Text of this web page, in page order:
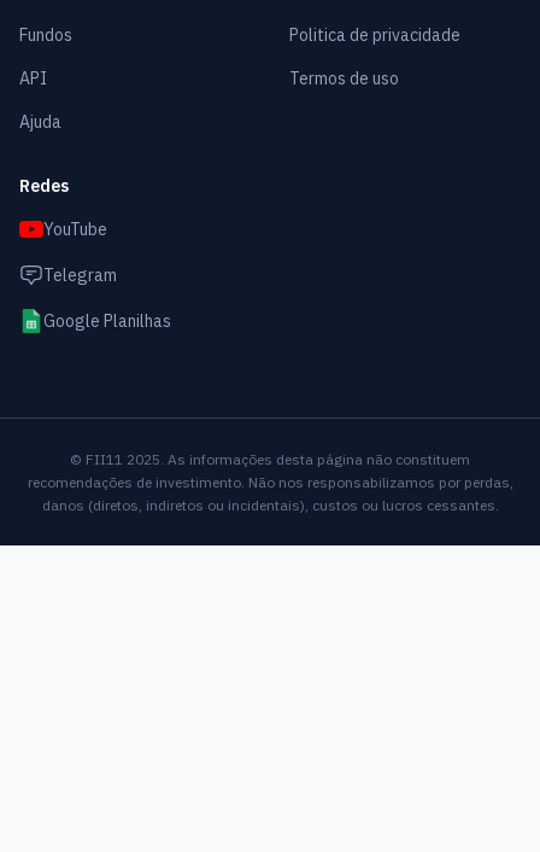
Fundos
API
Ajuda
Politica de privacidade
Termos de uso
Redes
YouTube
Telegram
Google Planilhas
© FII11 2025. As informações desta página não constituem
recomendações de investimento. Não nos responsabilizamos por perdas,
danos (diretos, indiretos ou incidentais), custos ou lucros cessantes.